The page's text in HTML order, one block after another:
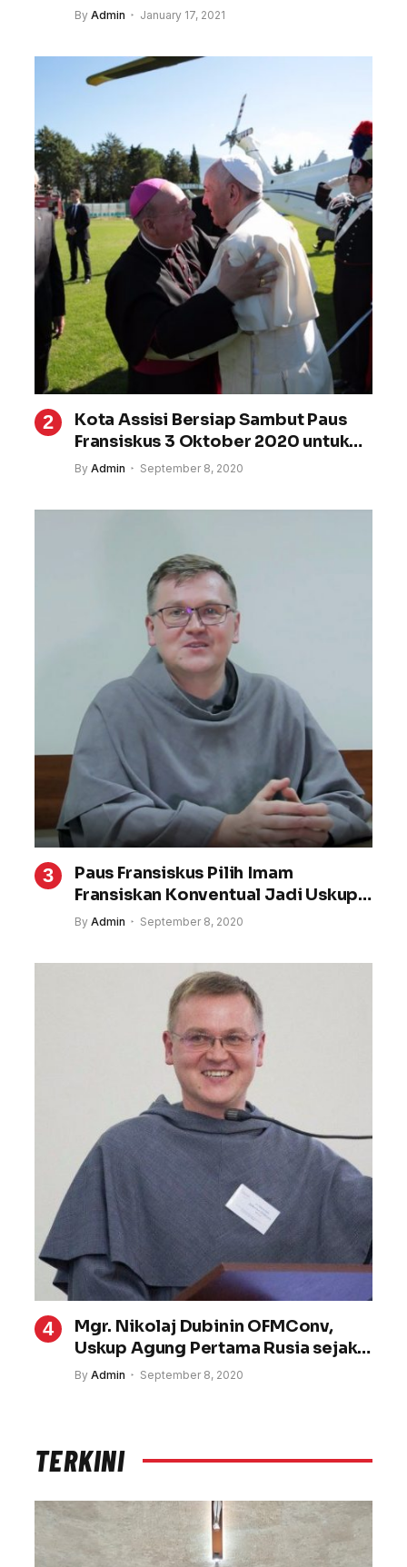
By Admin January 17, 2021
Kota Assisi Bersiap Sambut Paus
Fransiskus 3 Oktober 2020 untuk
Rilis Ensiklik “Fratelli Tutti”
By Admin September 8, 2020
Paus Fransiskus Pilih Imam
Fransiskan Konventual Jadi Uskup
Rusia
By Admin September 8, 2020
Mgr. Nikolaj Dubinin OFMConv,
Uskup Agung Pertama Rusia sejak
Runtuhnya Rezim Komunis
By Admin September 8, 2020
TERKINI